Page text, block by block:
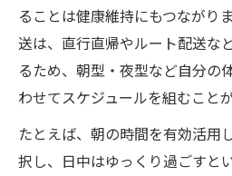
ることは健康維持にもつながり
送は、直行直帰やルート配送な
るため、朝型・夜型など自分の
わせてスケジュールを組むこと
たとえば、朝の時間を有効活用
択し、日中はゆっくり過ごすと